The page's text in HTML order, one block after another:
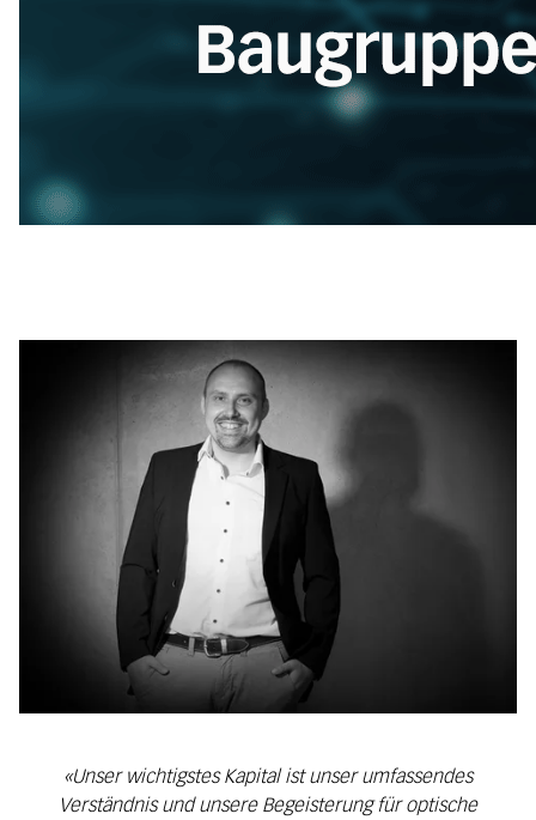
«Unser wichtigstes Kapital ist unser umfassendes
Verständnis und unsere Begeisterung für optische